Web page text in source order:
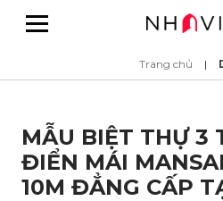
Trang chủ |
MẪU BIỆT THỰ 3
ĐIỂN MÁI
10M ĐẲNG CẤP